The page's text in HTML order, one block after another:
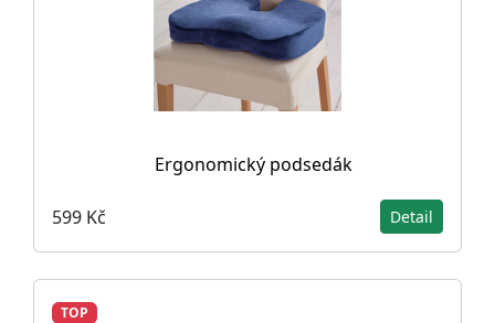
Ergonomický podsedák
599 Kč Detail
TOP